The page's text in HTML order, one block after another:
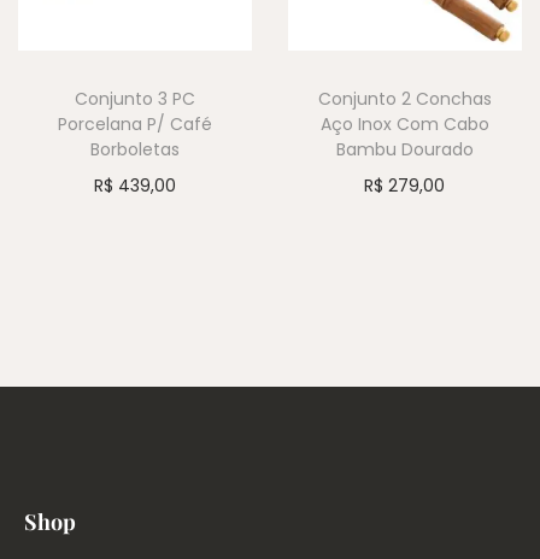
Conjunto 3 PC
Porcelana P/ Café
Borboletas
R$ 439,00
Conjunto 2 Conchas
Aço Inox Com Cabo
Bambu Dourado
R$ 279,00
Shop